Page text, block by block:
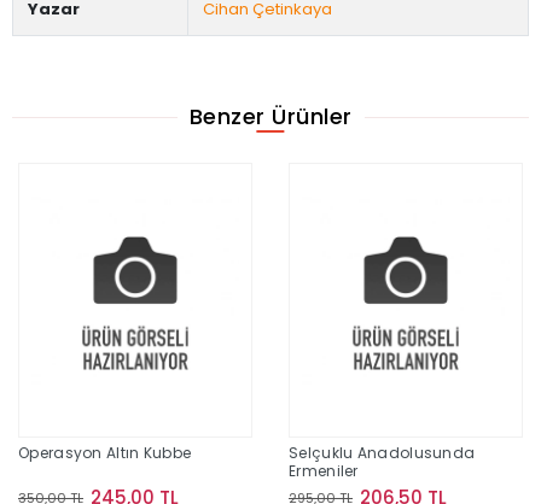
Yazar Cihan Çetinkaya
Benzer Ürünler
Operasyon Altın Kubbe
350,00 TL 245,00 TL
Selçuklu Anadolusunda
Ermeniler
295,00 TL 206,50 TL